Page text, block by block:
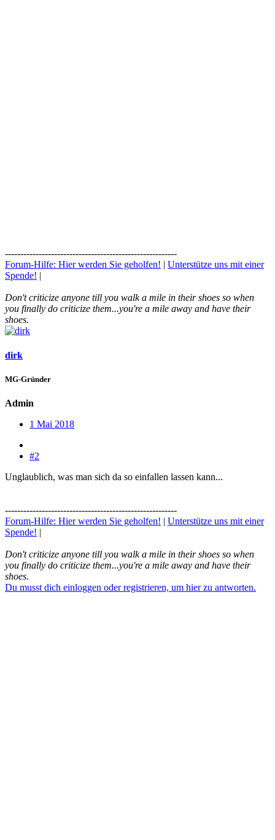
--------------------------------------------------------
Forum-Hilfe: Hier werden Sie geholfen!
Unterstütze uns mit einer
Spende!
Don't criticize anyone till you walk a mile in their shoes so when
you finally do criticize them...you're a mile away and have their
shoes.
dirk
MG-Gründer
Admin
1 Mai 2018
#2
Unglaublich, was man sich da so einfallen lassen kann...
--------------------------------------------------------
Forum-Hilfe: Hier werden Sie geholfen! | Unterstütze uns mit einer
Spende! |
Don't criticize anyone till you walk a mile in their shoes so when
you finally do criticize them...you're a mile away and have their
shoes.
Du musst dich einloggen oder registrieren, um hier zu antworten.